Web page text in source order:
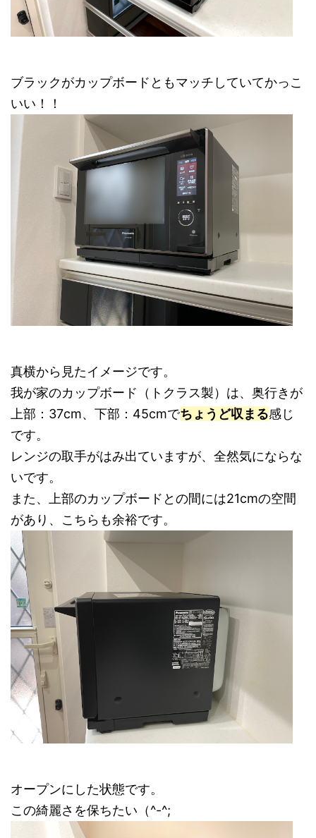
ブラックがカップボードともマッチしていてかっこ
いい！！
真横から見たイメージです。
我が家のカップボード（トクラス製）は、奥行きが
上部：37cm、下部：45cmでちょうど収まる感じ
です。
レンジの取手がはみ出ていますが、全然気にならな
いです。
また、上部のカップボードとの間には21cmの空間
があり、こちらも余裕です。
オープンにした状態です。
この綺麗さを保ちたい（^-^;